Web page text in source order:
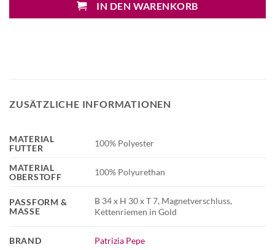
IN DEN WARENKORB
ZUSÄTZLICHE INFORMATIONEN
BRAND Patrizia Pepe
MATERIAL
FUTTER
100% Polyester
MATERIAL
OBERSTOFF
100% Polyurethan
PASSFORM &
MASSE
B 34 x H 30 x T 7, Magnetverschluss,
Kettenriemen in Gold